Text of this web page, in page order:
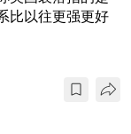
以往更强更好